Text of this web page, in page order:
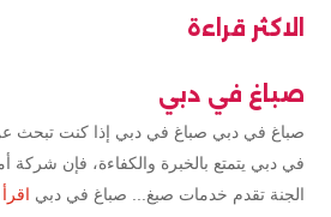
الاكثر قراءة
صباغ في دبي
صباغ في دبي صباغ في دبي إذا كنت تبحث
في دبي يتمتع بالخبرة والكفاءة، فإن شركة
الجنة تقدم خدمات صبغ... صباغ في دبي